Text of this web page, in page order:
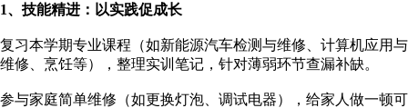
1、 技能精进：以实践促成长
复习本学期专业课程（如新能源汽车检测与维修、计算机应用与
维修、烹饪等），整理实训笔记，针对薄弱环节查漏补缺。
参与家庭简单维修（如更换灯泡、调试电器），给家人做一顿可